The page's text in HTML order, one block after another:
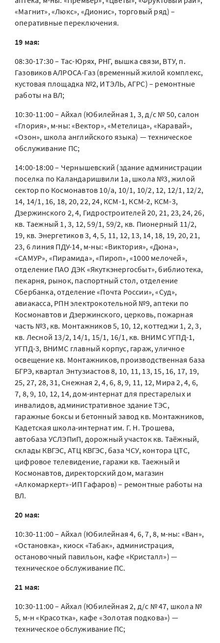
«Магнит», «Люкс», «Дионис», торговый ряд) –
оперативные переключения.
19 мая:
08:30-17:30 – Тас-Юрях, РНГ, вышка связи, ВТУ, п.
Газовиков АЛРОСА-Газ (временный жилой комплекс,
кустовая площадка №2, ИТЭЛЬ, АГРС) – ремонтные
работы на ВЛ;
10:30-11:00 – Айхал (Юбилейная 1, 3, д/с № 50, салон
«Глория», м-ны: «Вектор», «Метелица», «Каравай»,
«Озон», школа английского языка) — техническое
обслуживание ПС;
14:00-18:00 – Чернышевский (здание администрации
поселка по Каландаришвили 1а, школа №3, жилой
сектор по Космонавтов 10/а, 10/1, 10/2, 12, 12/1, 12/2,
14, 14/1, 16, 18, 20, 22, 24, КСМ-1, КСМ-2, КСМ-3,
Дзержинского 2, 4, Гидростроителей 20, 21, 23, 24, 26,
кв. Таежный 1, 3, 12, 59/1, 59/2, кв. Пионерный 11/2,
19, кв. Энергетиков 3, 4, 5, 11, 12, 13, 14, 18, 19, 20, 21,
23, 6 линия ПДУ-14, м-ны: «Виктория», «Дюна»,
«САМУР», «Пирамида», «Пироп», «1000 мелочей»,
отделение ПАО ДЭК «Якуткэнергосбыт», библиотека,
пекарня, рынок, паспортный стол, отделение
Сбербанка, отделение «Почта России», «Суд»,
авиакасса, РПН электрокотельной №9, аптеки по
Космонавтов и Дзержинского, церковь, пожарная
часть №3, кв. Монтажников 5, 10, 12, коттеджи 1, 2, 3,
кв. Лесной 13/2, 14/1, 15/1, 16/1, кв. ВНИМС УГПД-1,
УГПД-3, ВНИМС главный корпус, гараж, уличное
освещение кв. Монтажников, производственная база
БГРЭ, квартал Энтузиастов 8, 10, 11, 13, 15, 16, 17, 19,
25, 27, 28, 31, Снежная 2, 4, 6, 8, 9, 11, 12, Мира 2, 4, 6,
7, 8, 9, 10, 12, 14, дом-интернат для престарелых и
инвалидов, административное здание ТЭС,
гаражные боксы и бетонный завод кв. Монтажников,
Кадетская школа-интернат им. Г. Н. Трошева,
автобаза УСЛЭПиП, дорожный участок кв. Таёжный,
склады КВГЭС, АТЦ КВГЭС, база ЧСУ, контора ЦТС,
цифровое телевидение, гаражи кв. Таежный и
Космонавтов, директорский дом, магазин
«Алкомаркерт»-ИП Гафаров) – ремонтные работы на
ВЛ.
20 мая:
10:30-11:00 – Айхал (Юбилейная 4, 6, 7, 8, м-ны: «Ван»,
«Остановка», киоск «Табак», администрация,
остановочный павильон, кафе «Кристалл») —
техническое обслуживание ПС.
21 мая:
10:30-11:00 – Айхал (Юбилейная 2, д/с № 47, школа №
5, м-н «Красотка», кафе «Золотая подкова») —
техническое обслуживание ПС;